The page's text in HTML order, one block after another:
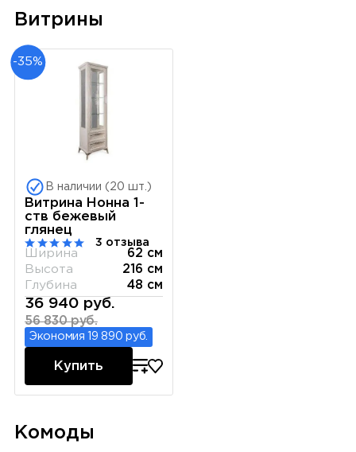
Витрины
-35%
В наличии (20 шт.)
Витрина Нонна 1-
ств бежевый
глянец
3 отзыва
Ширина
62 см
Высота
216 см
Глубина
48 см
36 940 руб.
56 830 руб.
Экономия 19 890 руб.
Купить
Комоды